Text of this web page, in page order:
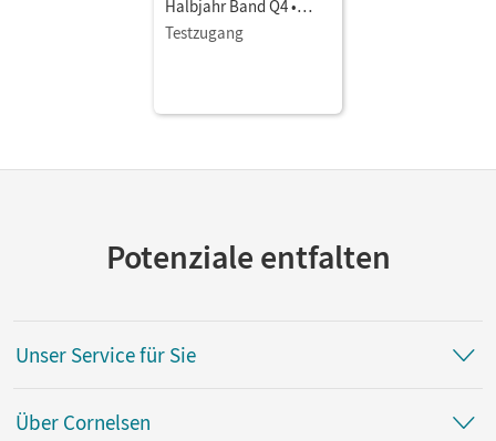
Halbjahr Band Q4 •
Schulbuch als E-Book
Testzugang
Potenziale entfalten
Unser Service für Sie
Über Cornelsen